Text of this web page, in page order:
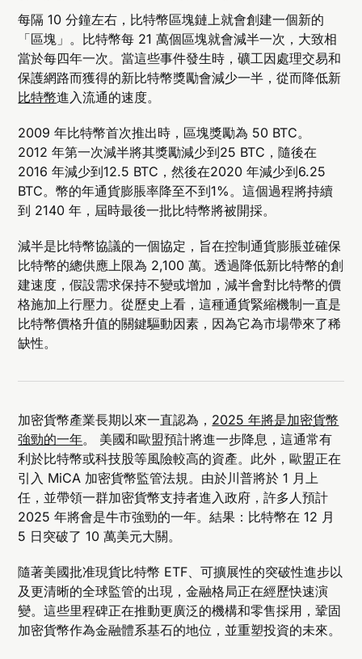
每隔 10 分鐘左右，比特幣區塊鏈上就會創建一個新的
「區塊」。比特幣每 21 萬個區塊就會減半一次，大致相
當於每四年一次。當這些事件發生時，礦工因處理交易和
保護網路而獲得的新比特幣獎勵會減少一半，從而降低新
比特幣進入流通的速度。
2009 年比特幣首次推出時，區塊獎勵為 50 BTC。
2012 年第一次減半將其獎勵減少到25 BTC，隨後在
2016 年減少到12.5 BTC，然後在2020 年減少到6.25
BTC。幣的年通貨膨脹率降至不到1%。這個過程將持續
到 2140 年，屆時最後一批比特幣將被開採。
減半是比特幣協議的一個協定，旨在控制通貨膨脹並確保
比特幣的總供應上限為 2,100 萬。透過降低新比特幣的創
建速度，假設需求保持不變或增加，減半會對比特幣的價
格施加上行壓力。從歷史上看，這種通貨緊縮機制一直是
比特幣價格升值的關鍵驅動因素，因為它為市場帶來了稀
缺性。
加密貨幣產業長期以來一直認為， 2025 年將是加密貨幣
強勁的一年。 美國和歐盟預計將進一步降息，這通常有
利於比特幣或科技股等風險較高的資產。此外，歐盟正在
引入 MiCA 加密貨幣監管法規。由於川普將於 1 月上
任，並帶領一群加密貨幣支持者進入政府，許多人預計
2025 年將會是牛市強勁的一年。結果：比特幣在 12 月
5 日突破了 10 萬美元大關。
隨著美國批准現貨比特幣 ETF、可擴展性的突破性進步以
及更清晰的全球監管的出現，金融格局正在經歷快速演
變。這些里程碑正在推動更廣泛的機構和零售採用，鞏固
加密貨幣作為金融體系基石的地位，並重塑投資的未來。